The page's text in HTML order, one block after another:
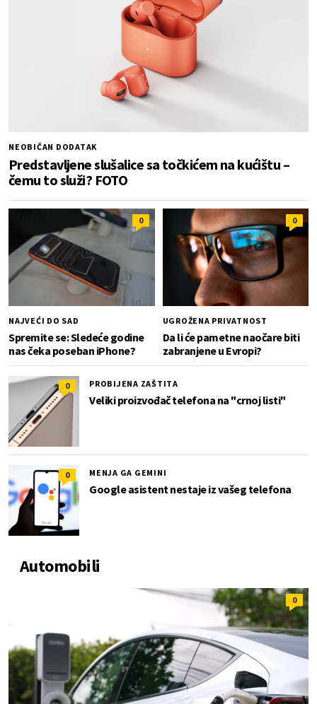
NEOBIČAN DODATAK
Predstavljene slušalice sa točkićem na kućištu –
čemu to služi? FOTO
0
NAJVEĆI DO SAD
Spremite se: Sledeće godine
nas čeka poseban iPhone?
0
UGROŽENA PRIVATNOST
Da li će pametne naočare biti
zabranjene u Evropi?
0 PROBIJENA ZAŠTITA
Veliki proizvođač telefona na "crnoj listi"
0 MENJA GA GEMINI
Google asistent nestaje iz vašeg telefona
Automobili
0